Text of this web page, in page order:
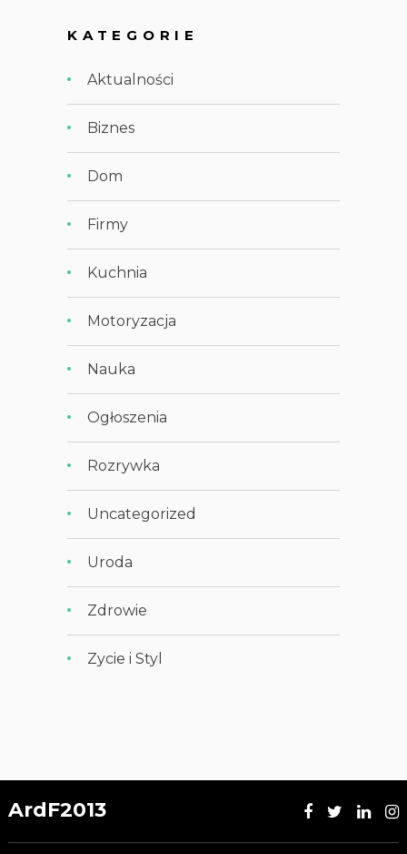
KATEGORIE
Aktualności
Biznes
Dom
Firmy
Kuchnia
Motoryzacja
Nauka
Ogłoszenia
Rozrywka
Uncategorized
Uroda
Zdrowie
Zycie i Styl
ArdF2013